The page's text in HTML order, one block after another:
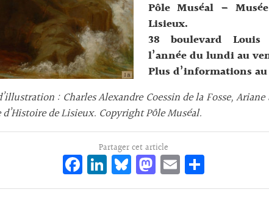
Pôle Muséal –
Lisieux.
38 boulevard
l’année du lundi au
Plus d’informations au
: Charles Alexandre Coessin de la Fosse,
de Lisieux. Copyright Pôle Muséal.
Partager cet article
Fa
ce
Li
n
Bl
ue
M
as
E
m rt